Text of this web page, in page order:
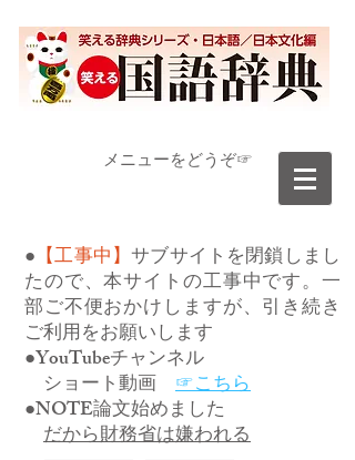
​メニューをどうぞ☞
● 【工事中】サブサイトを閉鎖しまし
たので、本サイトの工事中です。一
部ご不便おかけしますが、引き続き
ご利用をお願いします
●YouTubeチャンネル
ショート動画 ☞こちら
●NOTE論文始めました
だから財務省は嫌われる